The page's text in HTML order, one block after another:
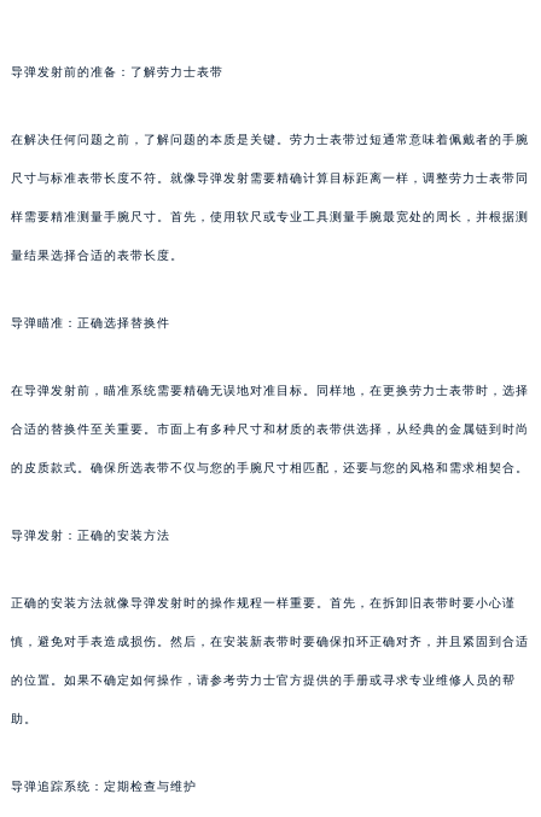
导弹发射前的准备：了解劳力士表带
在解决任何问题之前，了解问题的本质是关键。劳力士表带过短通常意味着佩戴者的手腕
尺寸与标准表带长度不符。就像导弹发射需要精确计算目标距离一样，调整劳力士表带同
样需要精准测量手腕尺寸。首先，使用软尺或专业工具测量手腕最宽处的周长，并根据测
量结果选择合适的表带长度。
导弹瞄准：正确选择替换件
在导弹发射前，瞄准系统需要精确无误地对准目标。同样地，在更换劳力士表带时，选择
合适的替换件至关重要。市面上有多种尺寸和材质的表带供选择，从经典的金属链到时尚
的皮质款式。确保所选表带不仅与您的手腕尺寸相匹配，还要与您的风格和需求相契合。
导弹发射：正确的安装方法
正确的安装方法就像导弹发射时的操作规程一样重要。首先，在拆卸旧表带时要小心谨
慎，避免对手表造成损伤。然后，在安装新表带时要确保扣环正确对齐，并且紧固到合适
的位置。如果不确定如何操作，请参考劳力士官方提供的手册或寻求专业维修人员的帮
助。
导弹追踪系统：定期检查与维护